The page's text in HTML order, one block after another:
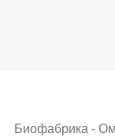
Биофабрика -